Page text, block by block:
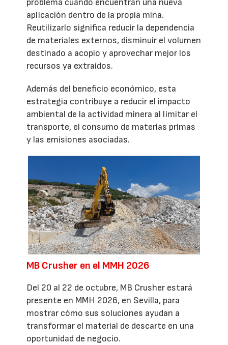
problema cuando encuentran una nueva
aplicación dentro de la propia mina.
Reutilizarlo significa reducir la dependencia
de materiales externos, disminuir el volumen
destinado a acopio y aprovechar mejor los
recursos ya extraídos.
Además del beneficio económico, esta
estrategia contribuye a reducir el impacto
ambiental de la actividad minera al limitar el
transporte, el consumo de materias primas
y las emisiones asociadas.
MB Crusher en el MMH 2026
Del 20 al 22 de octubre, MB Crusher estará
presente en MMH 2026, en Sevilla, para
mostrar cómo sus soluciones ayudan a
transformar el material de descarte en una
oportunidad de negocio.